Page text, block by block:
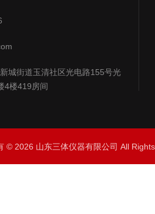
城街道玉清社区光电路155号光
4楼419房间
© 2026 山东三体仪器有限公司 All